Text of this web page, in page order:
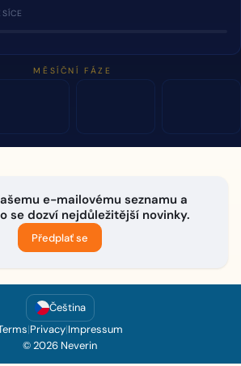
MĚSÍČNÍ FÁZE
e-mailovému seznamu a
se dozví nejdůležitější novinky.
Předplať se
Čeština
|Privacy|Impressum
© 2026 Neverin